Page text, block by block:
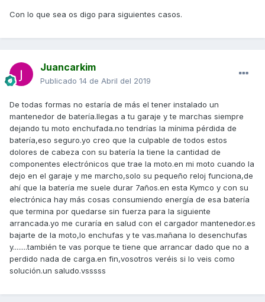
Con lo que sea os digo para siguientes casos.
Juancarkim
Publicado 14 de Abril del 2019
De todas formas no estaría de más el tener instalado un
mantenedor de batería.llegas a tu garaje y te marchas siempre
dejando tu moto enchufada.no tendrías la mínima pérdida de
batería,eso seguro.yo creo que la culpable de todos estos
dolores de cabeza con su batería la tiene la cantidad de
componentes electrónicos que trae la moto.en mi moto cuando la
dejo en el garaje y me marcho,solo su pequeño reloj funciona,de
ahí que la batería me suele durar 7años.en esta Kymco y con su
electrónica hay más cosas consumiendo energía de esa batería
que termina por quedarse sin fuerza para la siguiente
arrancada.yo me curaría en salud con el cargador mantenedor.es
bajarte de la moto,lo enchufas y te vas.mañana lo desenchufas
y........también te vas porque te tiene que arrancar dado que no a
perdido nada de carga.en fin,vosotros veréis si lo veis como
solución.un saludo.vsssss